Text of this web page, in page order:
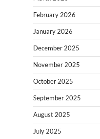
February 2026
January 2026
December 2025
November 2025
October 2025
September 2025
August 2025
July 2025